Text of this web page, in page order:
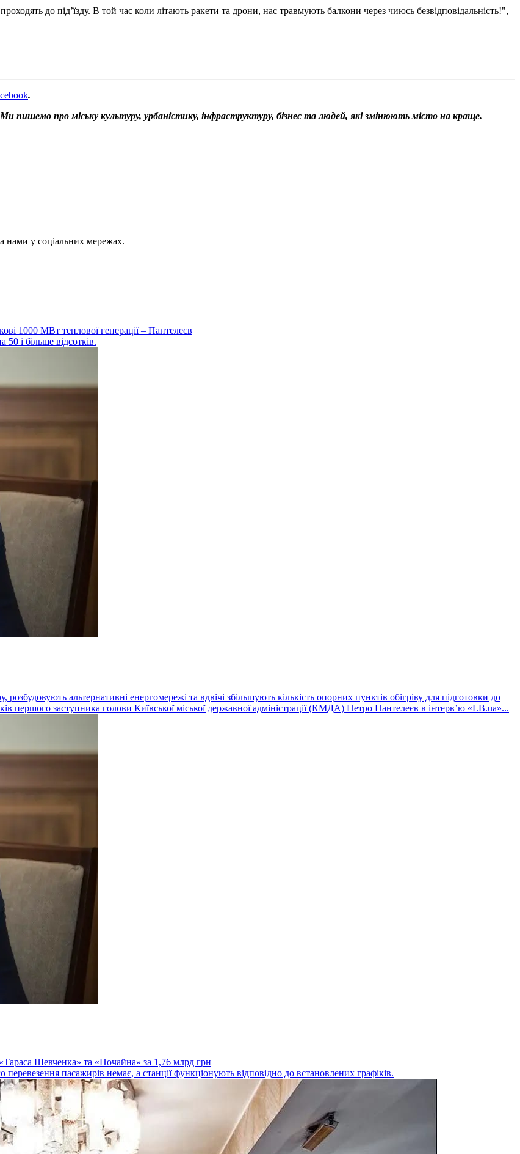
до підʼїзду. В той час коли літають ракети та дрони, нас травмують балкони через чиюсь безвідповідальність!",
.
Ми пишемо про міську культуру, урбаністику, інфраструктуру, бізнес та людей, які змінюють місто на краще.
нами у соціальних мережах.
1000 МВт теплової генерації – Пантелеєв
50 і більше відсотків.
альтернативні енергомережі та вдвічі збільшують кількість опорних пунктів обігріву для підготовки до
першого заступника голови Київської міської державної адміністрації (КМДА) Петро Пантелеєв в інтервʼю «LB.ua»...
Шевченка» та «Почайна» за 1,76 млрд грн
пасажирів немає, а станції функціонують відповідно до встановлених графіків.